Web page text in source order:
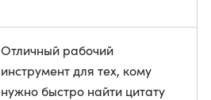
Отличный рабочий
инструмент для тех, кому
нужно быстро найти цитату